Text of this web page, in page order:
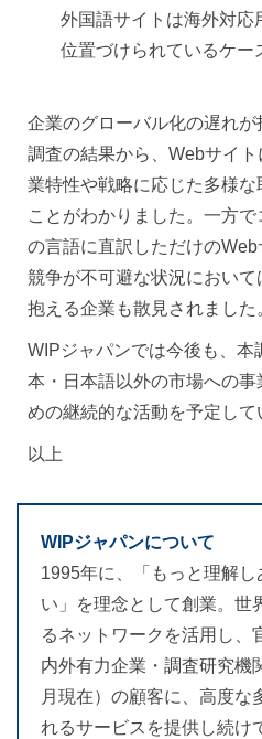
外国語サイトは海外対応
位置づけられているケー
企業のグローバル化の遅れ
調査の結果から、Webサイ
業特性や戦略に応じた多様
ことがわかりました。一方
の言語に直訳しただけの
競争が不可避な状況におい
抱える企業も散見されました
WIPジャパンでは今後も、本
本・日本語以外の市場への
めの継続的な活動を予定して
以上
WIPジャパンについて
1995年に、「もっと理解
い」を理念として創業。世
るネットワークを活用し、
内外有力企業・調査研究機
月現在）の顧客に、高度な
れるサービスを提供し続け